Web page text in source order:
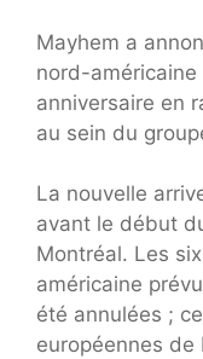
Mayhem a
nord-
anniversaire en
au sein du
La nouvelle
avant le début
Montréal. Les
américaine
été annulées ;
européennes de